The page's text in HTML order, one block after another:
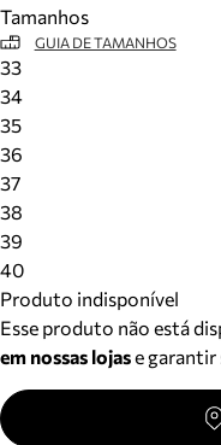
Meus pedidos
Acompanhe seus
Tamanhos
GUIA DE TAMANHOS
33
34
35
36
37
38
39
40
Produto indisponível
Esse produto não está
em nossas lojase garantir